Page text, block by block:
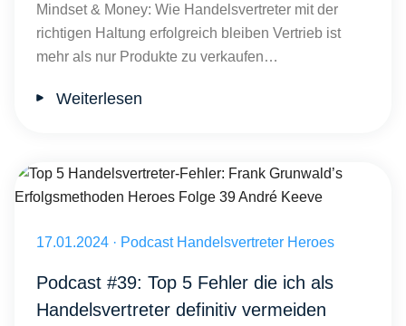
Mindset & Money: Wie Handelsvertreter mit der
richtigen Haltung erfolgreich bleiben Vertrieb ist
mehr als nur Produkte zu verkaufen…
Weiterlesen
Veröffentlicht am 17.01.2024
17.01.2024 · Podcast Handelsvertreter Heroes
Podcast #39: Top 5 Fehler die ich als
Handelsvertreter definitiv vermeiden